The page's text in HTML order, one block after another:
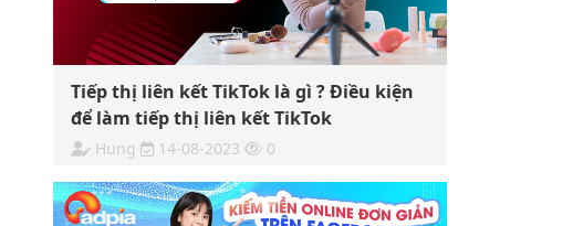
Tiếp thị liên kết TikTok là gì ? Điều kiện
để làm tiếp thị liên kết TikTok
Hung 14-08-2023 0